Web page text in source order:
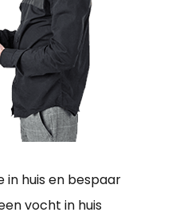
in huis en bespaar
vocht in huis